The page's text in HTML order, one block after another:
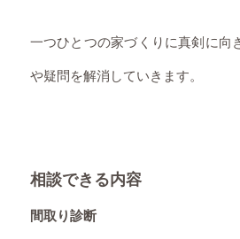
一つひとつの家づくりに真剣に向
や疑問を解消していきます。
相談できる内容
間取り診断